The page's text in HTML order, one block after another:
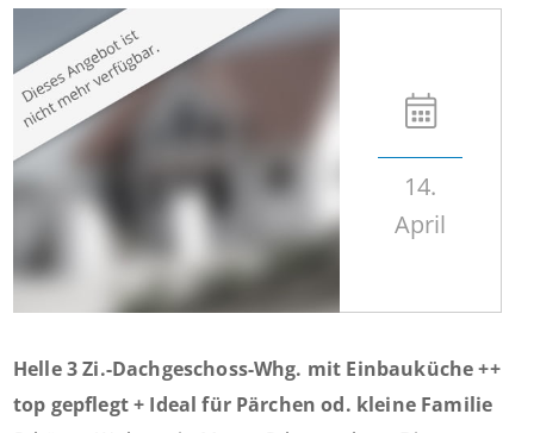
14.
April
Helle 3 Zi.-Dachgeschoss-Whg. mit Einbauküche ++
top gepflegt + Ideal für Pärchen od. kleine Familie